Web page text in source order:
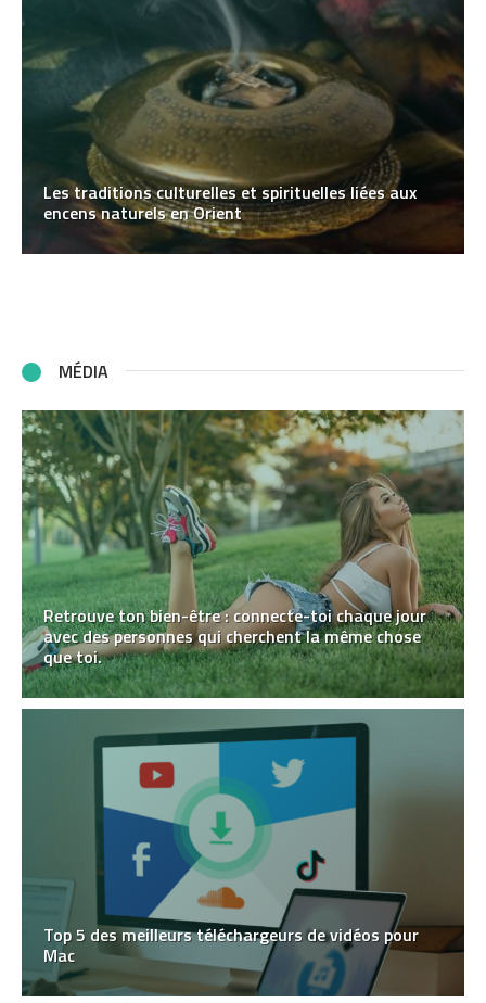
Les traditions culturelles et spirituelles liées aux
encens naturels en Orient
MÉDIA
Retrouve ton bien-être : connecte-toi chaque jour
avec des personnes qui cherchent la même chose
que toi.
Top 5 des meilleurs téléchargeurs de vidéos pour
Mac